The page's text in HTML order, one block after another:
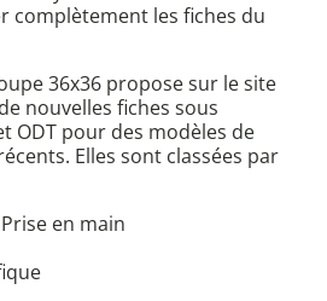
complètement les fiches du
36x36 propose sur le site
nouvelles fiches sous
ODT pour des modèles de
Elles sont classées par
en main